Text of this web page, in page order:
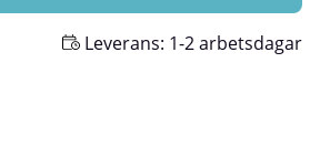
Leverans: 1-2 arbetsdagar